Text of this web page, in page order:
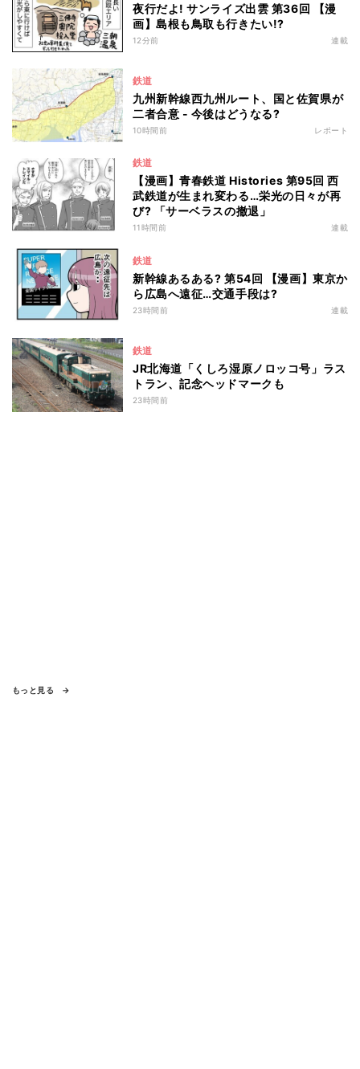
夜行だよ! サンライズ出雲 第36回 【漫
画】島根も鳥取も行きたい!?
12分前 連載
鉄道
九州新幹線西九州ルート、国と佐賀県が
二者合意 - 今後はどうなる?
10時間前 レポート
鉄道
【漫画】青春鉄道 Histories 第95回 西
武鉄道が生まれ変わる…栄光の日々が再
び? 「サーベラスの撤退」
11時間前 連載
鉄道
新幹線あるある? 第54回 【漫画】東京か
ら広島へ遠征…交通手段は?
23時間前 連載
鉄道
JR北海道「くしろ湿原ノロッコ号」ラス
トラン、記念ヘッドマークも
23時間前
もっと見る